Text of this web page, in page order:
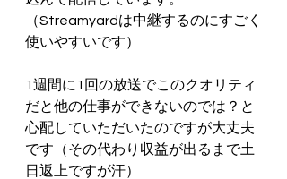
（Streamyardは中継するのにすごく
使いやすいです）
1週間に1回の放送でこのクオリティ
だと他の仕事ができないのでは？と
心配していただいたのですが大丈夫
です（その代わり収益が出るまで土
日返上ですが汗）